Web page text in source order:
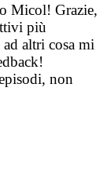
Micol! Grazie,
più
altri cosa mi
non